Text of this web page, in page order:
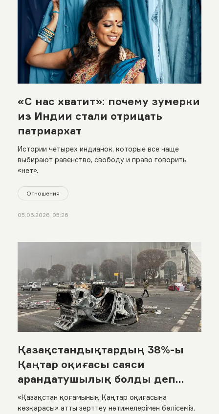
«С нас хватит»: почему зумерки
из Индии стали отрицать
патриархат
Истории четырех индианок, которые все чаще
выбирают равенство, свободу и право говорить
«нет».
Отношения
05.06.2026, 05:26
Қазақстандықтардың 38%-ы
Қаңтар оқиғасы саяси
арандатушылық болды деп
санайды
«Қазақстан қоғамының Қаңтар оқиғасына
көзқарасы» атты зерттеу нәтижелерімен бөлісеміз.